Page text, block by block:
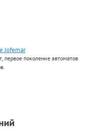
Jofemar
поколение автоматов